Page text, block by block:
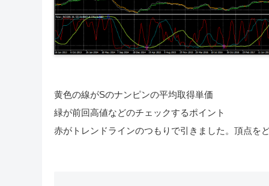
黄色の線がSのナンピンの平均取得単価
緑が前回高値などのチェックするポイント
赤がトレンドラインのつもりで引きました。頂点を